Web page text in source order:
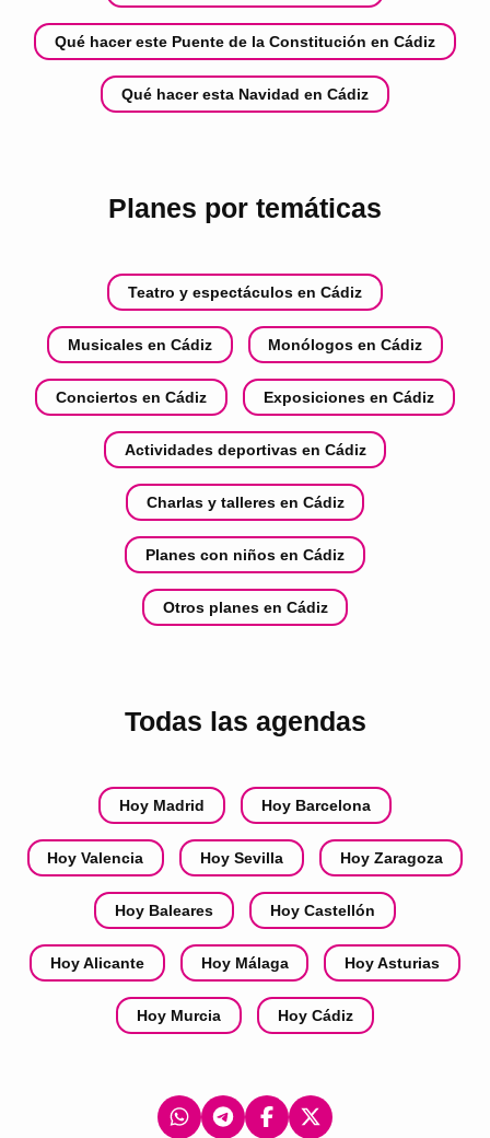
Qué hacer este Puente de la Constitución en Cádiz
Qué hacer esta Navidad en Cádiz
Planes por temáticas
Teatro y espectáculos en Cádiz
Musicales en Cádiz Monólogos en Cádiz
Conciertos en Cádiz Exposiciones en Cádiz
Actividades deportivas en Cádiz
Charlas y talleres en Cádiz
Planes con niños en Cádiz
Otros planes en Cádiz
Todas las agendas
Hoy Madrid Hoy Barcelona
Hoy Valencia Hoy Sevilla Hoy Zaragoza
Hoy Baleares Hoy Castellón
Hoy Alicante Hoy Málaga Hoy Asturias
Hoy Murcia Hoy Cádiz